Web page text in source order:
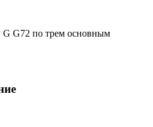
G G72 по трем основным